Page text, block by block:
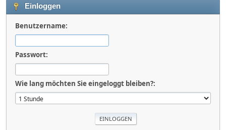
Einloggen
Benutzername:
Passwort:
Wie lang möchten Sie eingeloggt bleiben?: